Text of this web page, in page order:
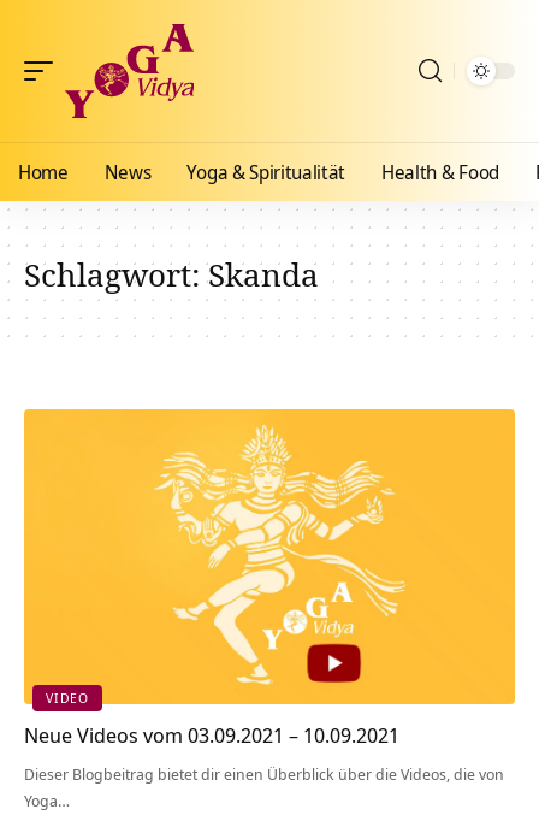
Home News Yoga & Spiritualität Health & Food
Schlagwort:Skanda
VIDEO
Neue Videos vom 03.09.2021 – 10.09.2021
Dieser Blogbeitrag bietet dir einen Überblick über die Videos, die von
Yoga…